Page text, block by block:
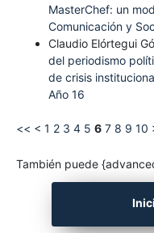
MasterChef: un
Comunicación y
Claudio Elórtegui
del periodismo
de crisis
Año 16
<< < 1 2 3 4 5 6 7 8 9 10
También puede